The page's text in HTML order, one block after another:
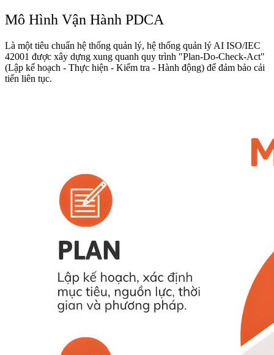
Mô Hình Vận Hành PDCA
Là một tiêu chuẩn hệ thống quản lý, hệ thống quản lý AI ISO/IEC
42001 được xây dựng xung quanh quy trình "Plan-Do-Check-Act"
(Lập kế hoạch - Thực hiện - Kiểm tra - Hành động) để đảm bảo cải
tiến liên tục.